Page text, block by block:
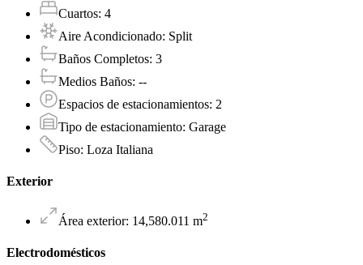
Cuartos: 4
Aire Acondicionado: Split
Baños Completos: 3
Medios Baños: --
Espacios de estacionamientos: 2
Tipo de estacionamiento: Garage
Piso: Loza Italiana
Exterior
Área exterior: 14,580.011 m2
Electrodomésticos